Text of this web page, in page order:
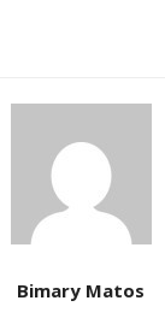
Bimary Matos